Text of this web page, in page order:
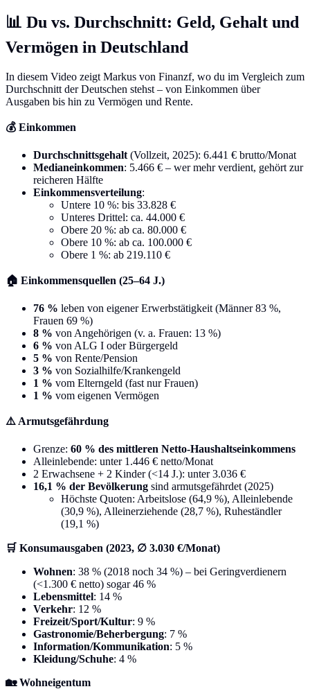
📊 Du vs. Durchschnitt: Geld, Gehalt und
Vermögen in Deutschland
In diesem Video zeigt Markus von Finanzf, wo du im Vergleich zum
Durchschnitt der Deutschen stehst – von Einkommen über
Ausgaben bis hin zu Vermögen und Rente.
💰 Einkommen
Durchschnittsgehalt (Vollzeit, 2025): 6.441 € brutto/Monat
Medianeinkommen: 5.466 € – wer mehr verdient, gehört zur
reicheren Hälfte
Einkommensverteilung:
Untere 10 %: bis 33.828 €
Unteres Drittel: ca. 44.000 €
Obere 20 %: ab ca. 80.000 €
Obere 10 %: ab ca. 100.000 €
Obere 1 %: ab 219.110 €
🏠 Einkommensquellen (25–64 J.)
76 % leben von eigener Erwerbstätigkeit (Männer 83 %,
Frauen 69 %)
8 % von Angehörigen (v. a. Frauen: 13 %)
6 % von ALG I oder Bürgergeld
5 % von Rente/Pension
3 % von Sozialhilfe/Krankengeld
1 % vom Elterngeld (fast nur Frauen)
1 % vom eigenen Vermögen
⚠️ Armutsgefährdung
Grenze: 60 % des mittleren Netto-Haushaltseinkommens
Alleinlebende: unter 1.446 € netto/Monat
2 Erwachsene + 2 Kinder (<14 J.): unter 3.036 €
16,1 % der Bevölkerung sind armutsgefährdet (2025)
Höchste Quoten: Arbeitslose (64,9 %), Alleinlebende
(30,9 %), Alleinerziehende (28,7 %), Ruheständler
(19,1 %)
🛒 Konsumausgaben (2023, ∅ 3.030 €/Monat)
Wohnen: 38 % (2018 noch 34 %) – bei Geringverdienern
(<1.300 € netto) sogar 46 %
Lebensmittel: 14 %
Verkehr: 12 %
Freizeit/Sport/Kultur: 9 %
Gastronomie/Beherbergung: 7 %
Information/Kommunikation: 5 %
Kleidung/Schuhe: 4 %
🏡 Wohneigentum